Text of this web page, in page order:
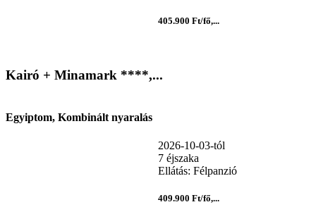
405.900 Ft/fő,...
Kairó + Minamark ****,...
Egyiptom, Kombinált nyaralás
2026-10-03-tól
7 éjszaka
Ellátás: Félpanzió
409.900 Ft/fő,...